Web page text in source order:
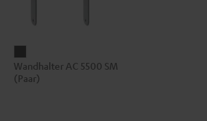
AC
5500
Wandhalter AC 5500 SM
(Paar)